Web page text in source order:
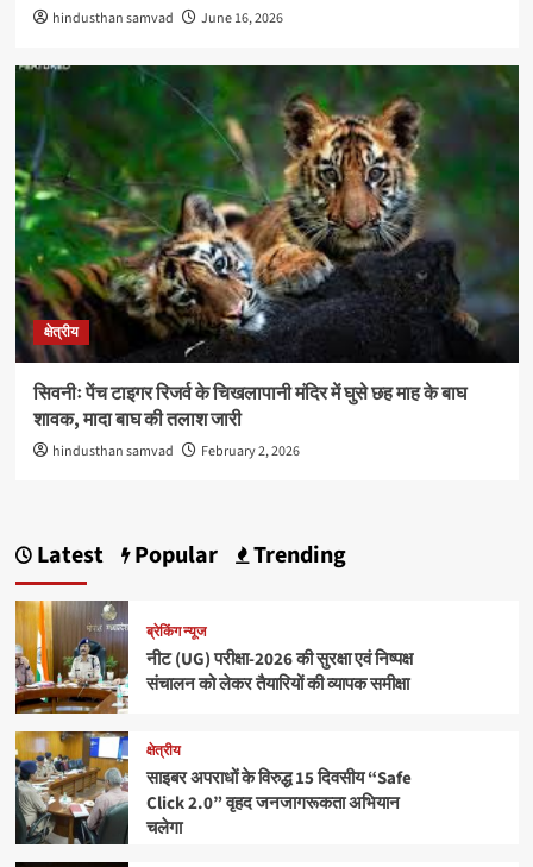
hindusthan samvad June 16, 2026
क्षेत्रीय
सिवनीः पेंच टाइगर रिजर्व के चिखलापानी मंदिर में घुसे छह माह के बाघ
शावक, मादा बाघ की तलाश जारी
hindusthan samvad February 2, 2026
Latest Popular Trending
ब्रेकिंग न्यूज
नीट (UG) परीक्षा-2026 की सुरक्षा एवं निष्पक्ष
संचालन को लेकर तैयारियों की व्यापक समीक्षा
क्षेत्रीय
साइबर अपराधों के विरुद्ध 15 दिवसीय “Safe
Click 2.0” वृहद जनजागरूकता अभियान
चलेगा